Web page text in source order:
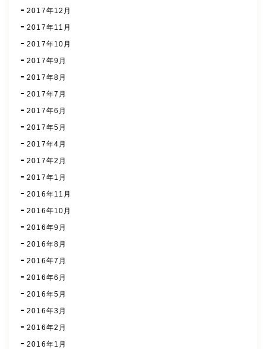
2017年12月
2017年11月
2017年10月
2017年9月
2017年8月
2017年7月
2017年6月
2017年5月
2017年4月
2017年2月
2017年1月
2016年11月
2016年10月
2016年9月
2016年8月
2016年7月
2016年6月
2016年5月
2016年3月
2016年2月
2016年1月